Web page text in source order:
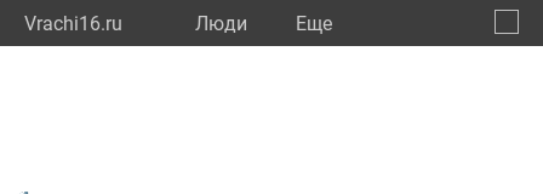
Vrachi16.ru Люди Eще